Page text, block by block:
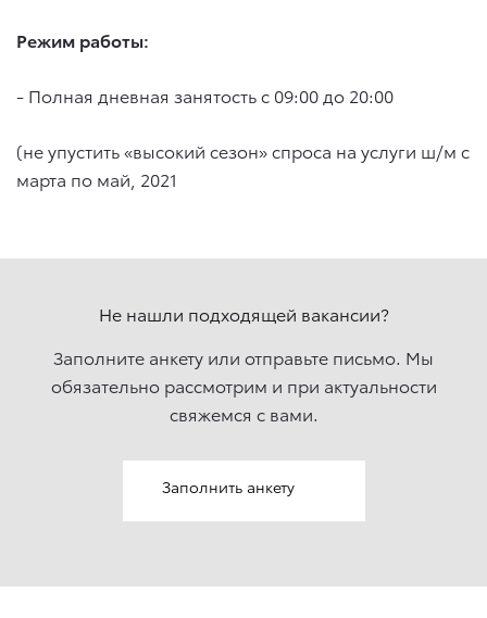
Режим работы:
- Полная дневная занятость с 09:00 до 20:00
(не упустить «высокий сезон» спроса на услуги ш/м с
марта по май, 2021
Не нашли подходящей вакансии?
Заполните анкету или отправьте письмо. Мы
обязательно рассмотрим и при актуальности
свяжемcя с вами.
Заполнить анкету